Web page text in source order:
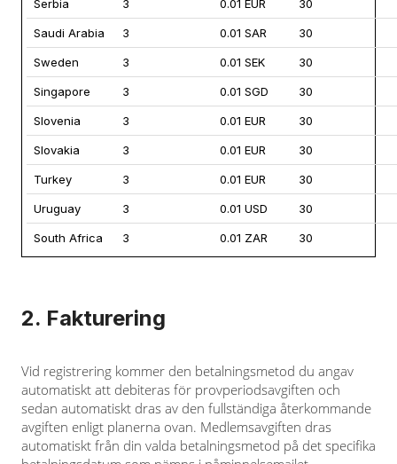
Serbia 3 0.01 EUR 30
Saudi Arabia 3 0.01 SAR 30
Sweden 3 0.01 SEK 30
Singapore 3 0.01 SGD 30
Slovenia 3 0.01 EUR 30
Slovakia 3 0.01 EUR 30
Turkey 3 0.01 EUR 30
Uruguay 3 0.01 USD 30
South Africa 3 0.01 ZAR 30
2. Fakturering
Vid registrering kommer den betalningsmetod du angav
automatiskt att debiteras för provperiodsavgiften och
sedan automatiskt dras av den fullständiga återkommande
avgiften enligt planerna ovan. Medlemsavgiften dras
automatiskt från din valda betalningsmetod på det specifika